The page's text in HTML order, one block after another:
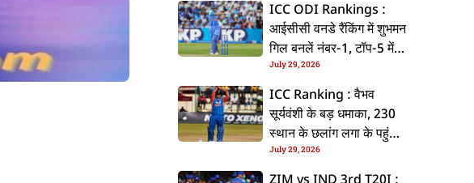
ICC ODI Rankings :
आईसीसी वनडे रैंकिंग में शुभमन
गिल बनलें नंबर-1, टॉप-5 में
भारत के तीन बल्लेबाज
July 29, 2026
ICC Ranking : वैभव
सूर्यवंशी के बड़ धमाका, 230
स्थान के छलांग लगा के पहुंचलें
48वां नंबर पs
July 29, 2026